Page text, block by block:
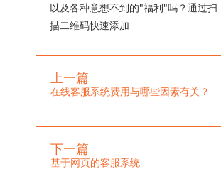
以及各种意想不到的"福利"吗？通过扫
描二维码快速添加
上一篇
在线客服系统费用与哪些因素有关？
下一篇
基于网页的客服系统